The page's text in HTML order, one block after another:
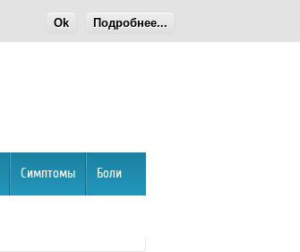
Ok Подробнее...
Симптомы Боли